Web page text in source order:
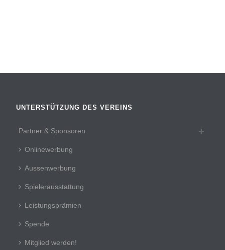
UNTERSTÜTZUNG DES VEREINS
Partner & Sponsoren
Onlinewerbung
Aussenwerbung
Spielerausstattung
Leistungsprämien
Spende
Mitglied werden!